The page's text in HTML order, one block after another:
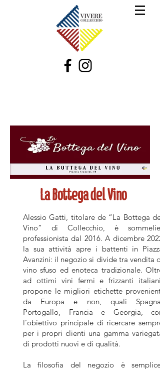
La Bottega del Vino
Alessio Gatti, titolare de “La Bottega del
Vino” di Collecchio, è sommelier
professionista dal 2016. A dicembre 2022
la sua attività apre i battenti in Piazza
Avanzini: il negozio si divide tra vendita di
vino sfuso ed enoteca tradizionale. Oltre
ad ottimi vini fermi e frizzanti italiani,
propone le migliori etichette provenienti
da Europa e non, quali Spagna,
Portogallo, Francia e Georgia, con
l’obiettivo principale di ricercare sempre
per i propri clienti una gamma variegata
di prodotti nuovi e di qualità.
La filosofia del negozio è semplice: